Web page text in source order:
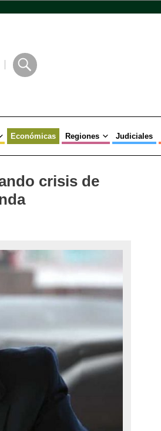
Económicas Regiones Judiciales
crisis de